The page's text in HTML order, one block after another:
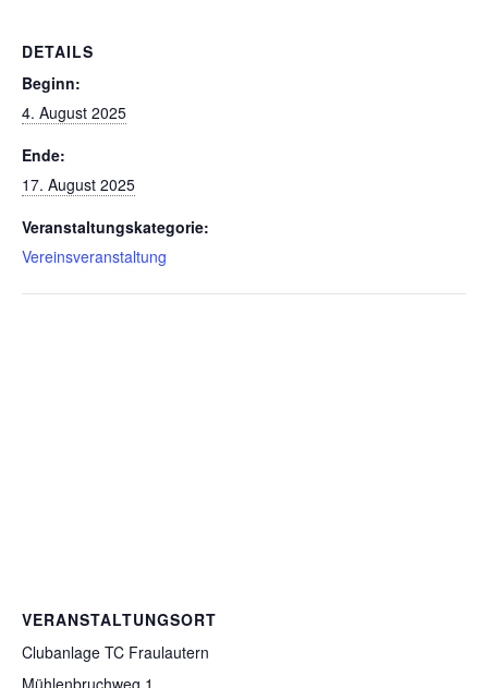
DETAILS
Beginn:
4. August 2025
Ende:
17. August 2025
Veranstaltungskategorie:
Vereinsveranstaltung
VERANSTALTUNGSORT
Clubanlage TC Fraulautern
Mühlenbruchweg 1